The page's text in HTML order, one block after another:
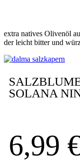
extra natives Olivenöl
der leicht bitter und
SOLANA
6,99